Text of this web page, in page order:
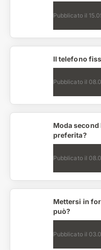
Pubblicato il
Il telefono
Pubblicato il
Moda second
preferita?
Pubblicato il
Mettersi in
può?
Pubblicato il